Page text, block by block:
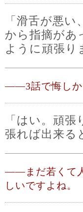
「滑舌が悪
から指摘があ
ように頑張り
――3話で悔し
「はい。頑
張れば出来る
――まだ若くて
しいですよね。